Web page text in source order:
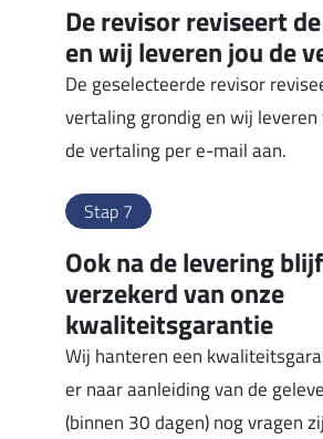
De revisor reviseert
en wij leveren jou de
De geselecteerde revisor
vertaling grondig en wij
de vertaling per e-mail aan.
Stap 7
Ook na de levering
verzekerd van onze
kwaliteitsgarantie
Wij hanteren een
er naar aanleiding van de
(binnen 30 dagen) nog vragen